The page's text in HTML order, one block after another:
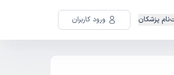
پزشکان ورود کاربران